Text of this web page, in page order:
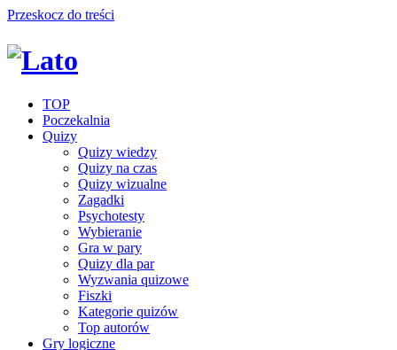
Przeskocz do treści
TOP
Poczekalnia
Quizy
Quizy wiedzy
Quizy na czas
Quizy wizualne
Zagadki
Psychotesty
Wybieranie
Gra w pary
Quizy dla par
Wyzwania quizowe
Fiszki
Kategorie quizów
Top autorów
Gry logiczne